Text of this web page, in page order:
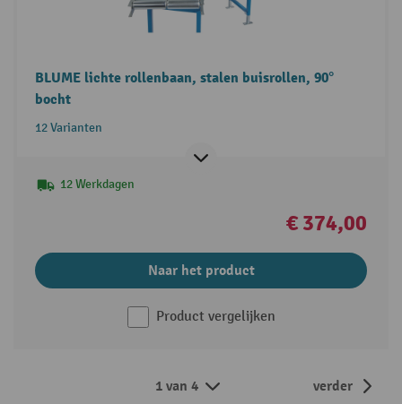
BLUME lichte rollenbaan, stalen buisrollen, 90°
bocht
12 Varianten
12 Werkdagen
€ 374,00
Naar het product
Product vergelijken
1 van 4 verder